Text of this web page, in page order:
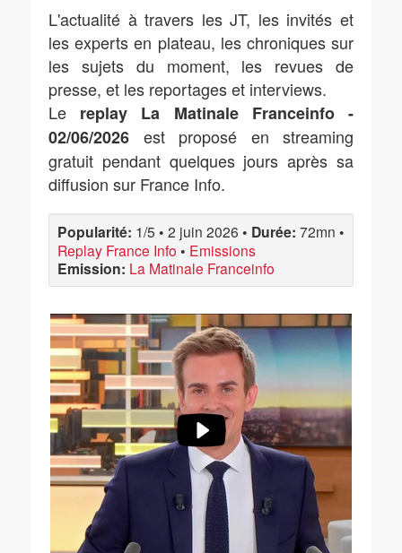
L'actualité à travers les JT, les invités et
les experts en plateau, les chroniques sur
les sujets du moment, les revues de
presse, et les reportages et interviews.
Le replay La Matinale Franceinfo -
02/06/2026 est proposé en streaming
gratuit pendant quelques jours après sa
diffusion sur France Info.
Popularité: 1/5 • 2 juin 2026 • Durée: 72mn •
Replay France Info • Emissions
Emission: La Matinale Franceinfo